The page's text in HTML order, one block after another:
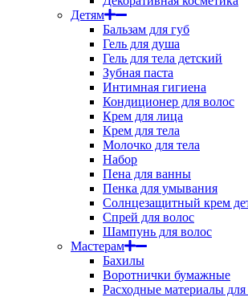
Детям
Бальзам для губ
Гель для душа
Гель для тела детский
Зубная паста
Интимная гигиена
Кондиционер для волос
Крем для лица
Крем для тела
Молочко для тела
Набор
Пена для ванны
Пенка для умывания
Солнцезащитный крем
Спрей для волос
Шампунь для волос
Мастерам
Бахилы
Воротнички бумажные
Расходные материалы